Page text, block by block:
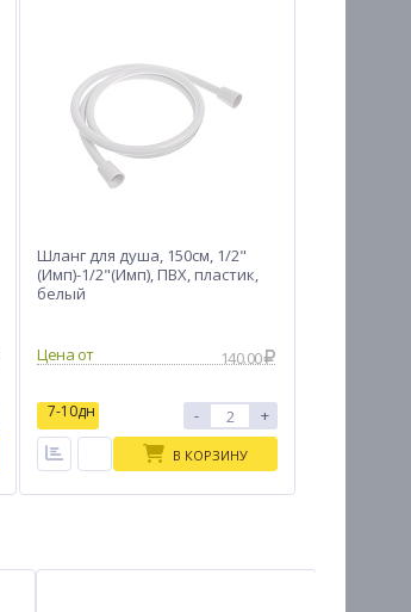
Шланг для душа, 150см, 1/2"
(Имп)-1/2"(Имп), ПВХ, пластик,
белый
Цена от 140.00
7-10дн - +
В КОРЗИНУ